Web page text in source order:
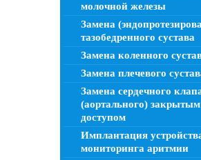
молочной железы
Замена
тазобедренного сустава
Замена коленного
Замена плечевого
Замена сердечного
(аортального) закрытым
доступом
Имплантация
мониторинга аритмии